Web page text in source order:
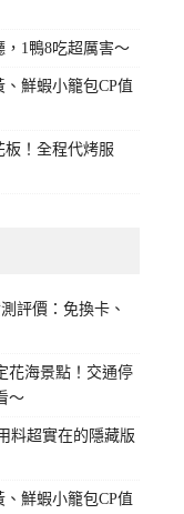
1鴨8吃超厲害～
鮮蝦小籠包CP值
板！全程代烤服
評價：免換卡、
花海景點！交通停
～
料超實在的隱藏版
鮮蝦小籠包CP值